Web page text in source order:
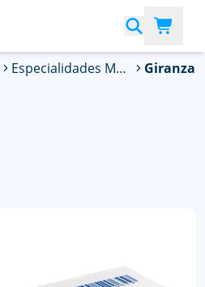
Especialidades Médicas Giranza